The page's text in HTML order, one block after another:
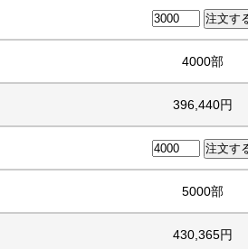
4000部
396,440円
5000部
430,365円